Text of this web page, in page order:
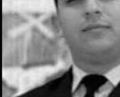
EĞİTİM
TARIM VE HAYVANCILIK
KÜLTÜR SANAT
RESMİ İLAN